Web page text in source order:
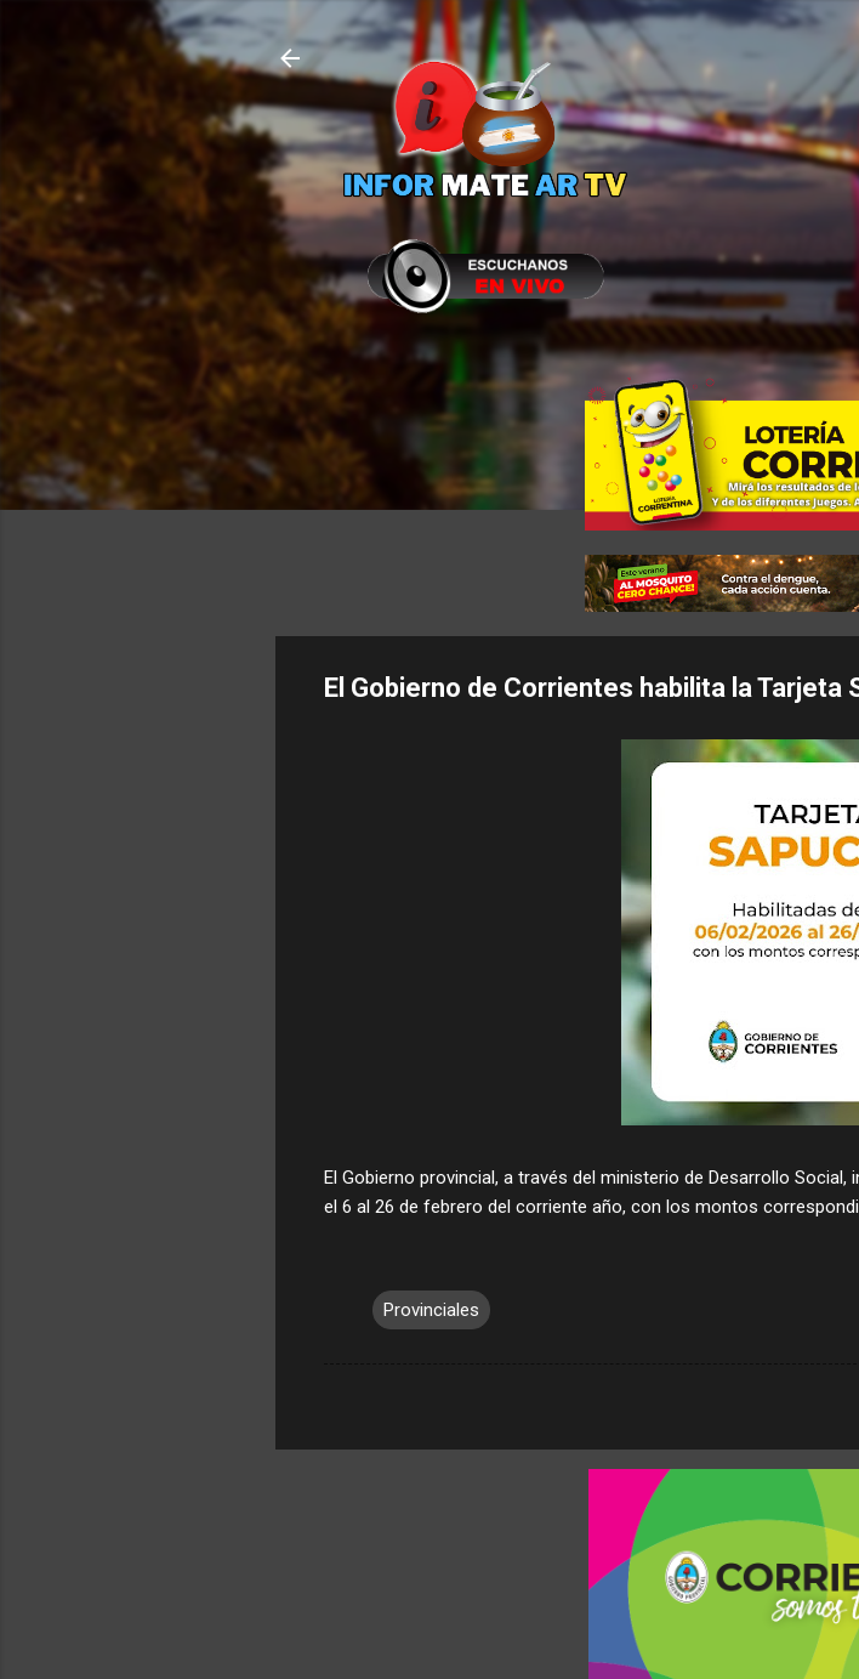
Ir al contenido
El Gobierno de Corrientes habilita la Tarjeta
El Gobierno provincial, a través del ministerio de Desarrollo
el 6 al 26 de febrero del corriente año, con los montos
Provinciales